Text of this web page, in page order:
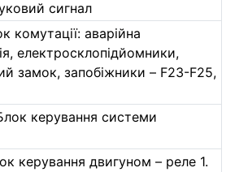
сигнал
комутації: аварійна
електросклопідйомники,
замок, запобіжники – F23-F25,
керування системи
керування двигуном – реле 1.